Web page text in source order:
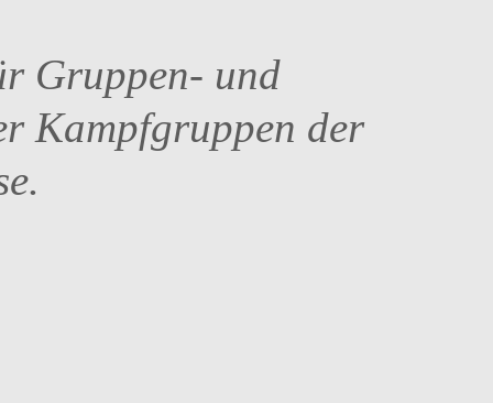
Gruppen- und
Kampfgruppen der